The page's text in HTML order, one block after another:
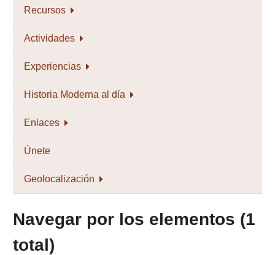
Recursos
Actividades
Experiencias
Historia Moderna al día
Enlaces
Únete
Geolocalización
Navegar por los elementos (1
total)